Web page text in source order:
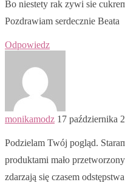
Bo niestety rak zywi sie
Pozdrawiam serdecznie Beata
Odpowiedz
monikamodz 17 października
Podzielam Twój pogląd.
produktami mało
zdarzają się czasem